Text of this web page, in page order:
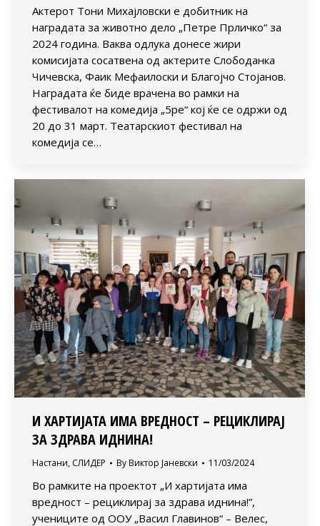
Актерот Тони Михајловски е добитник на
наградата за животно дело „Петре Прличко“ за
2024 година. Ваква одлука донесе жири
комисијата сосатвена од актерите Слободанка
Чичевска, Фаик Мефаилоски и Благојчо Стојанов.
Наградата ќе биде врачена во рамки на
фестивалот на комедија „5ре“ кој ќе се одржи од
20 до 31 март. Театарскиот фестивал на
комедија се…
И ХАРТИЈАТА ИМА ВРЕДНОСТ – РЕЦИКЛИРАЈ
ЗА ЗДРАВА ИДНИНА!
Настани, СЛИДЕР By Виктор Јаневски 11/03/2024
Во рамките на проектот „И хартијата има
вредност – рециклирај за здрава иднина!”,
учениците од ООУ „Васил Главинов“ – Велес,